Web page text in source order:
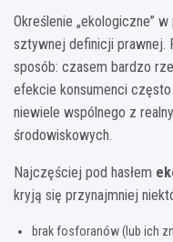
Określenie „ekologiczne”
sztywnej definicji prawnej.
sposób: czasem bardzo
efekcie konsumenci często
niewiele wspólnego z
środowiskowych.
Najczęściej pod hasłem
kryją się przynajmniej
brak fosforanów (lub ich